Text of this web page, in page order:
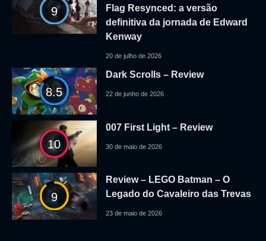
9
Flag Resynced: a versão
definitiva da jornada de Edward
Kenway
20 de julho de 2026
8.5
Dark Scrolls – Review
22 de junho de 2026
10
007 First Light – Review
30 de maio de 2026
9
Review – LEGO Batman – O
Legado do Cavaleiro das Trevas
23 de maio de 2026